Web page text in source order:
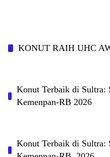
KONUT RAIH UHC
Konut Terbaik di Sultra:
Kemenpan-RB 2026
Konut Terbaik di Sultra: